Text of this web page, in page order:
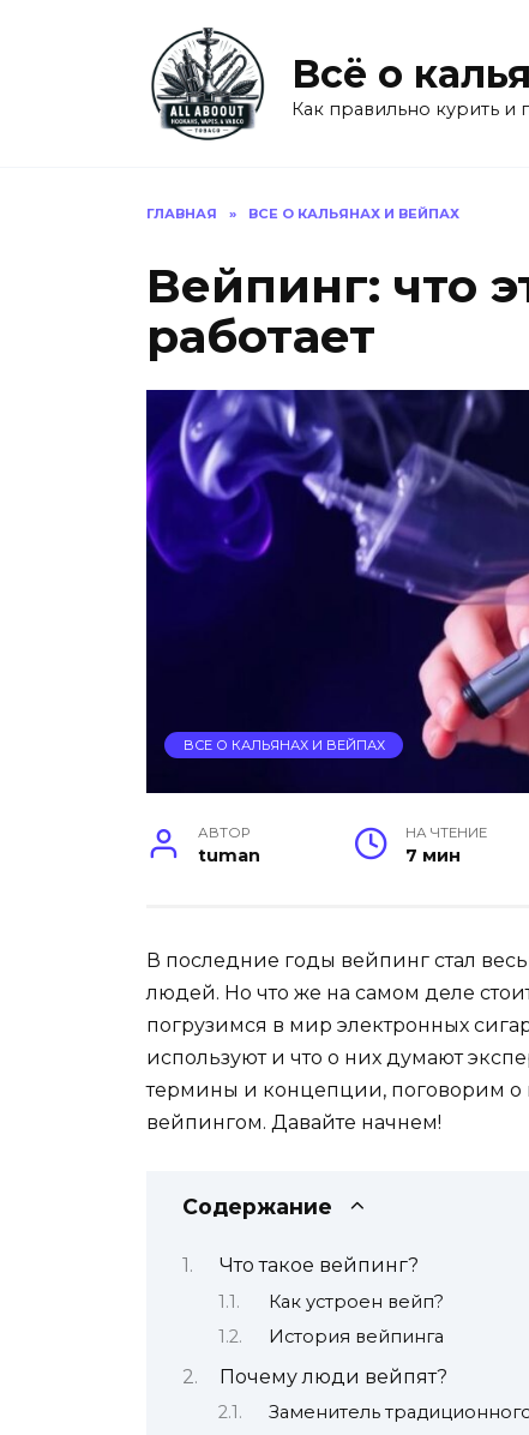
Всё о
Как правильно курить и
ГЛАВНАЯ » ВСЕ О КАЛЬЯНАХ И ВЕЙПАХ
Вейпинг: что
работает
ВСЕ О КАЛЬЯНАХ И ВЕЙПАХ
АВТОР
tuman
НА ЧТЕНИЕ
7 мин
В последние годы вейпинг стал
людей. Но что же на самом деле
погрузимся в мир электронных
используют и что о них думают
термины и концепции, поговорим о
вейпингом. Давайте начнем!
Содержание
Что такое вейпинг?
Как устроен вейп?
История вейпинга
Почему люди вейпят?
Заменитель